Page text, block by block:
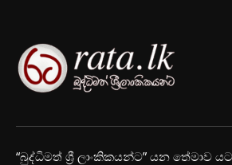
“බුද්ධිමත් ශ්‍රී ලාංකිකයන්ට” යන තේමාව